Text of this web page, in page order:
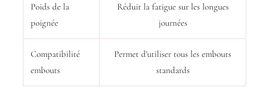
Poids de la
poignée
Réduit la fatigue sur les longues
journées
Compatibilité
embouts
Permet d'utiliser tous les embouts
standards